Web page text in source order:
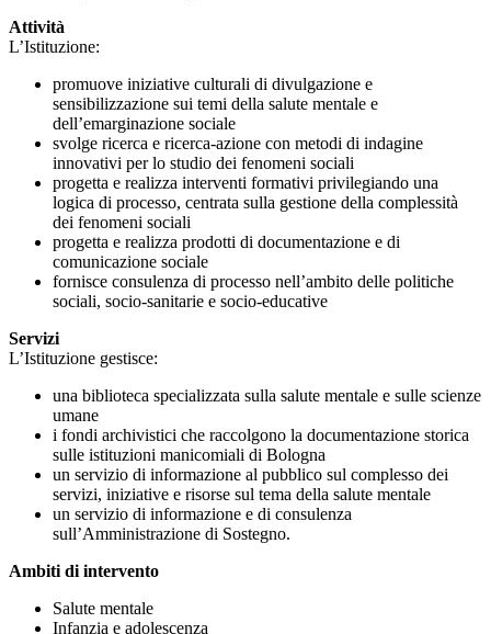
Attività
L’Istituzione:
promuove iniziative culturali di divulgazione e
sensibilizzazione sui temi della salute mentale e
dell’emarginazione sociale
svolge ricerca e ricerca-azione con metodi di indagine
innovativi per lo studio dei fenomeni sociali
progetta e realizza interventi formativi privilegiando una
logica di processo, centrata sulla gestione della complessità
dei fenomeni sociali
progetta e realizza prodotti di documentazione e di
comunicazione sociale
fornisce consulenza di processo nell’ambito delle politiche
sociali, socio-sanitarie e socio-educative
Servizi
L’Istituzione gestisce:
una biblioteca specializzata sulla salute mentale e sulle scienze
umane
i fondi archivistici che raccolgono la documentazione storica
sulle istituzioni manicomiali di Bologna
un servizio di informazione al pubblico sul complesso dei
servizi, iniziative e risorse sul tema della salute mentale
un servizio di informazione e di consulenza
sull’Amministrazione di Sostegno.
Ambiti di intervento
Salute mentale
Infanzia e adolescenza